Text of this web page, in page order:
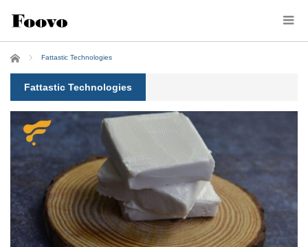
ホーム Fattastic Technologies
Fattastic Technologies